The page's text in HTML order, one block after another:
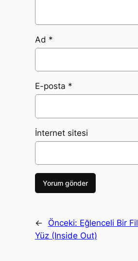
Ad *
E-posta *
İnternet sitesi
← Önceki: Eğlenceli Bir
Yüz (Inside Out)